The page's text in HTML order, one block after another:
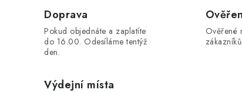
Doprava
Pokud objednáte a zaplatíte
do 16.00. Odesíláme tentýž
den.
Ověřené
Výdejní místa